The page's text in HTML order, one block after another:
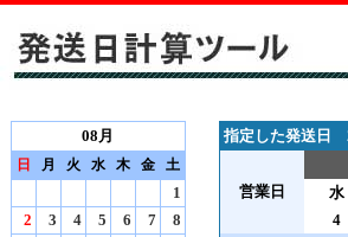
08月
日 月 火 水 木 金 土
1
2
3 4 5 6 7
8
指定した発送日
営業日 水
4